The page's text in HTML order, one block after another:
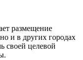
размещение
и в других городах
своей целевой